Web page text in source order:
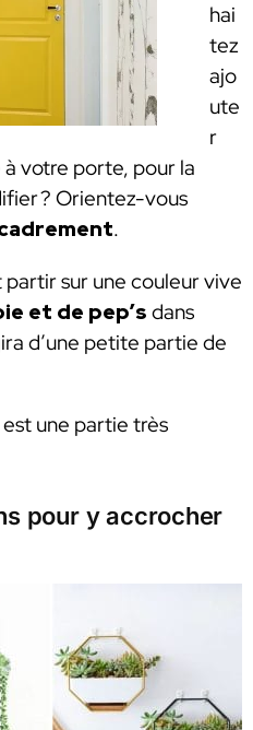
hai
tez
ajo
ute
r
votre porte, pour la
? Orientez-vous
.
sur une couleur vive
et de pep’s dans
d’une petite partie de
une partie très
pour y accrocher